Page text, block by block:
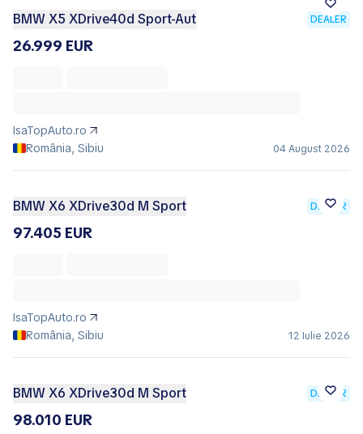
BMW X5 XDrive40d Sport-Aut DEALER
26.999 EUR
IsaTopAuto.ro
România, Sibiu
04 August 2026
BMW X6 XDrive30d M Sport DEALER
97.405 EUR
IsaTopAuto.ro
România, Sibiu
12 Iulie 2026
BMW X6 XDrive30d M Sport DEALER
98.010 EUR